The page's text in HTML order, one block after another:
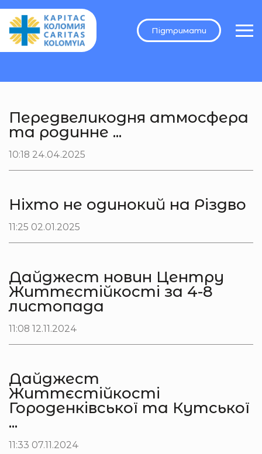
Підтримати
Передвеликодня атмосфера
та родинне ...
10:18 24.04.2025
Ніхто не одинокий на Різдво
11:25 02.01.2025
Дайджест новин Центру
Життєстійкості за 4-8
листопада
11:08 12.11.2024
Дайджест
Життєстійкості
Городенківської та Кутської
...
11:33 07.11.2024